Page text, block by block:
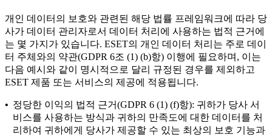
개인 데이터의 보호와 관련된 해당 법률 프레임워크에 따라 당
사가 데이터 관리자로서 데이터 처리에 사용하는 법적 근거에
는 몇 가지가 있습니다. ESET의 개인 데이터 처리는 주로 데이
터 주체와의 약관(GDPR 6조 (1) (b)항) 이행에 필요하며, 이는
다음 예시와 같이 명시적으로 달리 규정된 경우를 제외하고
ESET 제품 또는 서비스의 제공에 적용됩니다.
• 정당한 이익의 법적 근거(GDPR 6 (1) (f)항): 귀하가 당사 서
비스를 사용하는 방식과 귀하의 만족도에 대한 데이터를 처
리하여 귀하에게 당사가 제공할 수 있는 최상의 보호 기능과